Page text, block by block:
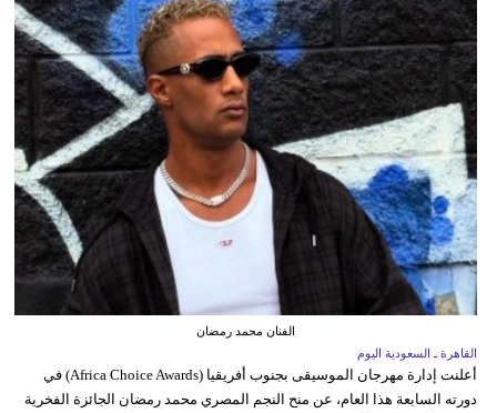
الفنان محمد رمضان
القاهرة ـ السعودية اليوم
أعلنت إدارة مهرجان الموسيقى بجنوب أفريقيا (Africa Choice Awards) في
دورته السابعة هذا العام، عن منح النجم المصري محمد رمضان الجائزة الفخرية